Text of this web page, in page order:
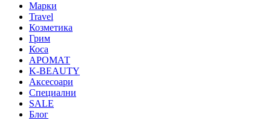
Mарки
Travel
Козметика
Грим
Коса
АРОМАТ
K-BEAUTY
Аксесоари
Специални
SALE
Блог